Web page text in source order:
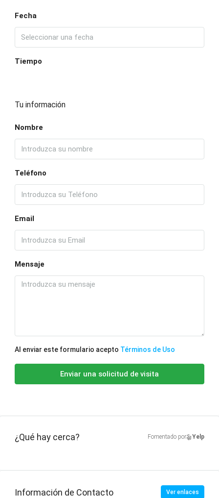
Fecha
Tiempo
Tu información
Nombre
Teléfono
Email
Mensaje
Al enviar este formulario acepto Términos de Uso
Enviar una solicitud de visita
¿Qué hay cerca? Fomentado por Yelp
Información de Contacto Ver enlaces